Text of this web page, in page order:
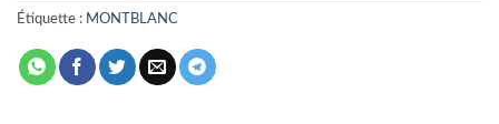
Étiquette : MONTBLANC